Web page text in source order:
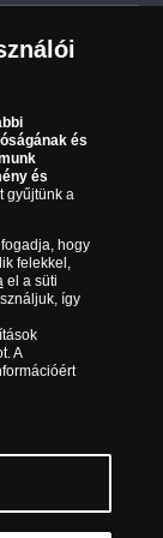
és 17.00
01-09-
Kereskedelmi
és
és
gyűjtünk a
hogy
felekkel,
el a süti
így
A